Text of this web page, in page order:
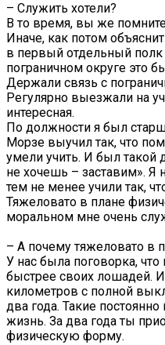
– Служить хотели?
В то время, вы же
Иначе, как потом
в первый отдельный полк
пограничном округе это
Держали связь с
Регулярно выезжали на
интересная.
По должности я был
Морзе выучил так, что
умели учить. И был
не хочешь – заставим». Я
тем не менее учили так,
Тяжеловато в плане
моральном мне очень
– А почему тяжеловато в
У нас была поговорка,
быстрее своих лошадей.
километров с полной
два года. Такие
жизнь. За два года ты
физическую форму.